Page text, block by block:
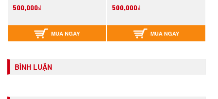
500,000₫
MUA NGAY
500,000₫
MUA NGAY
BÌNH LUẬN